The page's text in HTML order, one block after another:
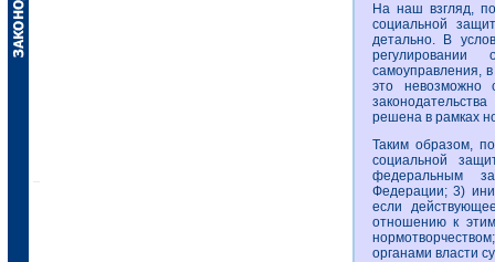
На наш взгляд,
социальной
детально. В
регулировании
самоуправления,
это невозможно
решена в рамках
Таким образом,
социальной
федеральным
Федерации; 3)
если
отношению к
органами власти